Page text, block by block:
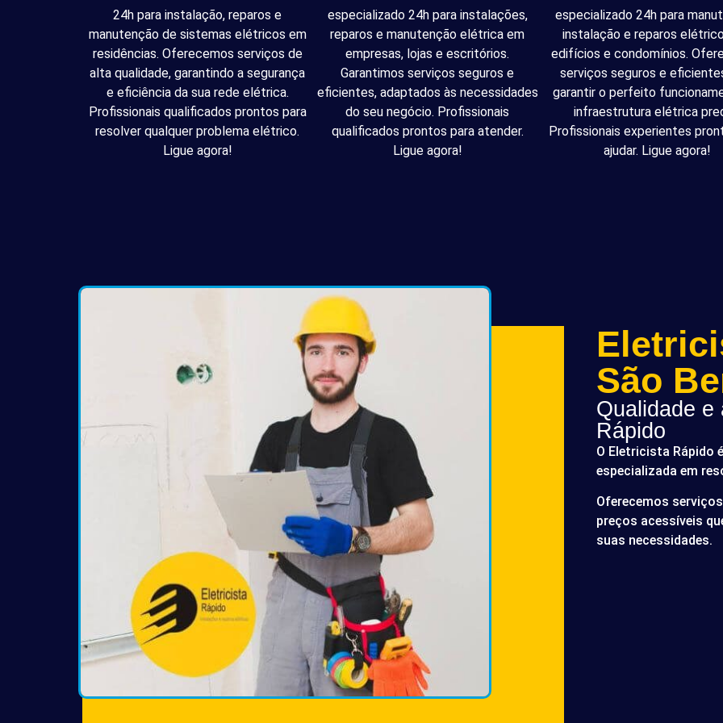
24h para instalação, reparos e
manutenção de sistemas elétricos em
residências. Oferecemos serviços de
alta qualidade, garantindo a segurança
e eficiência da sua rede elétrica.
Profissionais qualificados prontos para
resolver qualquer problema elétrico.
Ligue agora!
especializado 24h para instalações,
reparos e manutenção elétrica em
empresas, lojas e escritórios.
Garantimos serviços seguros e
eficientes, adaptados às necessidades
do seu negócio. Profissionais
qualificados prontos para atender.
Ligue agora!
especializado 24h para
instalação e reparos
edifícios e condomínios.
serviços seguros e
garantir o perfeito
infraestrutura elétrica
Profissionais experientes
ajudar. Ligue agora!
São
Qualidade e
Rápido
O Eletricista Rápido
especializada em
Oferecemos
preços acessíveis
suas necessidades.